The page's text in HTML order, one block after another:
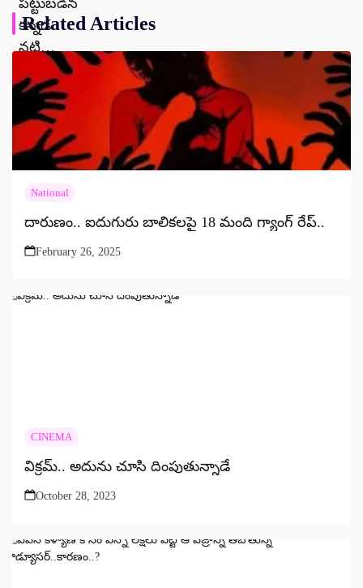
Related Articles
National
దారుణం.. ఐదుగురు బాలికలపై 18 మంది గ్యాంగ్ రేప్..
February 26, 2025
CINEMA
విక్రమ్.. అదును చూసి దింపుతున్నాడే
October 28, 2023